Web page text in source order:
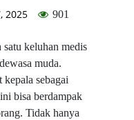
2025 901
satu keluhan medis
muda.
sebagai
bisa berdampak
Tidak hanya